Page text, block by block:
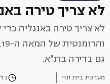
לא צריך טירה
לא צריך טירה באנגליה
גם בדירה בת"א.
מערכת בית ונוי 2 דקות קריאה